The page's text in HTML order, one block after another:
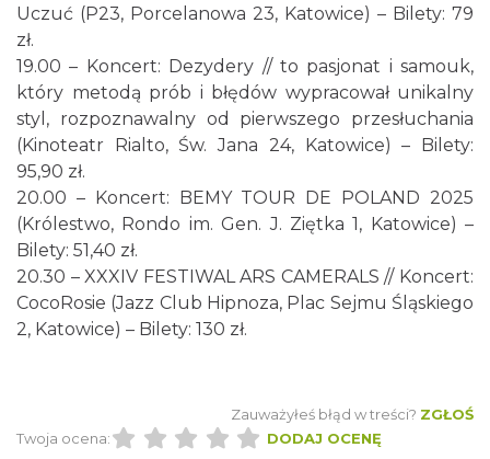
Uczuć (P23, Porcelanowa 23, Katowice) – Bilety: 79
zł.
19.00 – Koncert: Dezydery // to pasjonat i samouk,
który metodą prób i błędów wypracował unikalny
styl, rozpoznawalny od pierwszego przesłuchania
(Kinoteatr Rialto, Św. Jana 24, Katowice) – Bilety:
95,90 zł.
20.00 – Koncert: BEMY TOUR DE POLAND 2025
(Królestwo, Rondo im. Gen. J. Ziętka 1, Katowice) –
Bilety: 51,40 zł.
20.30 – XXXIV FESTIWAL ARS CAMERALS // Koncert:
CocoRosie (Jazz Club Hipnoza, Plac Sejmu Śląskiego
2, Katowice) – Bilety: 130 zł.
Zauważyłeś błąd w treści? ZGŁOŚ
Twoja ocena:
DODAJ OCENĘ